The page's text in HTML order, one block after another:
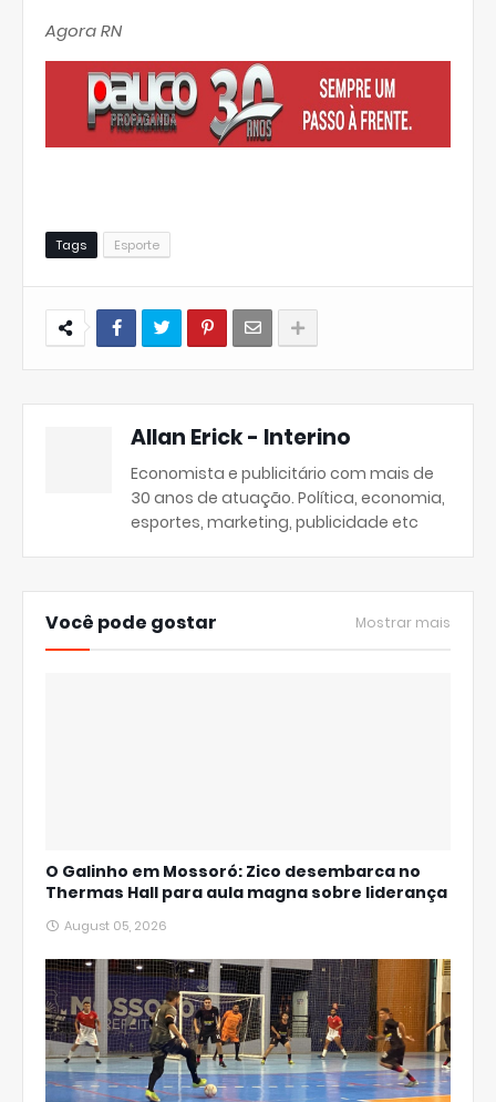
Agora RN
Tags Esporte
Allan Erick - Interino
Economista e publicitário com mais de
30 anos de atuação. Política, economia,
esportes, marketing, publicidade etc
Você pode gostar Mostrar mais
O Galinho em Mossoró: Zico desembarca no
Thermas Hall para aula magna sobre liderança
August 05, 2026